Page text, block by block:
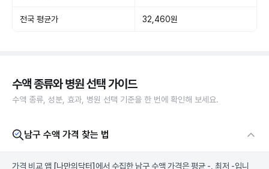
전국 평균가 32,460원
수액 종류와 병원 선택 가이드
수액 종류, 성분, 효과, 병원 선택 기준을 한 번에 확인해 보세요.
남구 수액 가격 찾는 법
가격 비교 앱 [나만의닥터] 에서 수집한 남구 수액 가격은 평균 -, 최저 -입니